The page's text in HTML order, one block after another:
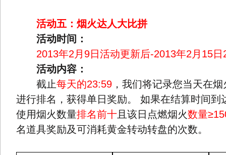
活动五：烟火达人大比拼
活动时间：
2013年2月9日活动更新后-2013年2月15日
活动内容：
截止每天的23:59 ，我们将记录您当天在
进行排名，获得单日奖励。 如果在结算时间到
使用烟火数量排名前十 且该日点燃烟火数量
名道具奖励及可消耗黄金转动转盘的次数。